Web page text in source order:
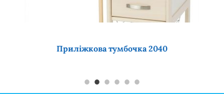
Приліжкова тумбочка 2040